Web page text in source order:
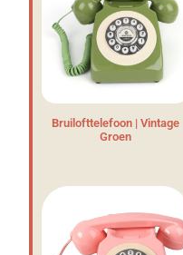
Bruilofttelefoon | Vintage
Groen